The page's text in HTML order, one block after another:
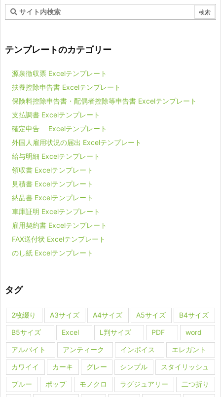
テンプレートのカテゴリー
源泉徴収票 Excelテンプレート
扶養控除申告書 Excelテンプレート
保険料控除申告書・配偶者控除等申告書 Excelテンプレート
支払調書 Excelテンプレート
確定申告 Excelテンプレート
外国人雇用状況の届出 Excelテンプレート
給与明細 Excelテンプレート
領収書 Excelテンプレート
見積書 Excelテンプレート
納品書 Excelテンプレート
車庫証明 Excelテンプレート
雇用契約書 Excelテンプレート
FAX送付状 Excelテンプレート
のし紙 Excelテンプレート
タグ
2枚綴り A3サイズ A4サイズ A5サイズ B4サイズ
B5サイズ Excel L判サイズ PDF word
アルバイト アンティーク インボイス エレガント
カワイイ カーキ グレー シンプル スタイリッシュ
ブルー ポップ モノクロ ラグジュアリー 二つ折り